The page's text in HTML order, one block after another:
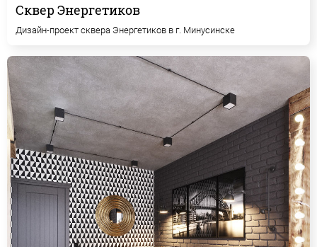
Сквер Энергетиков
Дизайн-проект сквера Энергетиков в г. Минусинске